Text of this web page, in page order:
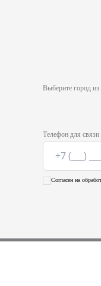
Выберите город из
Телефон для связи
Согласен на